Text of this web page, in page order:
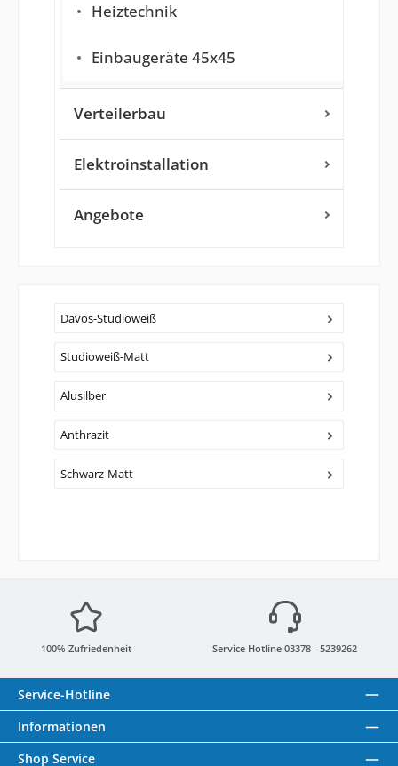
Heiztechnik
Einbaugeräte 45x45
Verteilerbau
Elektroinstallation
Angebote
Davos-Studioweiß
Studioweiß-Matt
Alusilber
Anthrazit
Schwarz-Matt
100% Zufriedenheit Service Hotline 03378 - 5239262
Service-Hotline
Informationen
Shop Service